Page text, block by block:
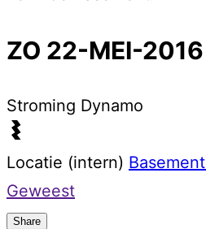
ZO 22-MEI-2016
Stroming Dynamo
Locatie (intern) Basement
Geweest
Share